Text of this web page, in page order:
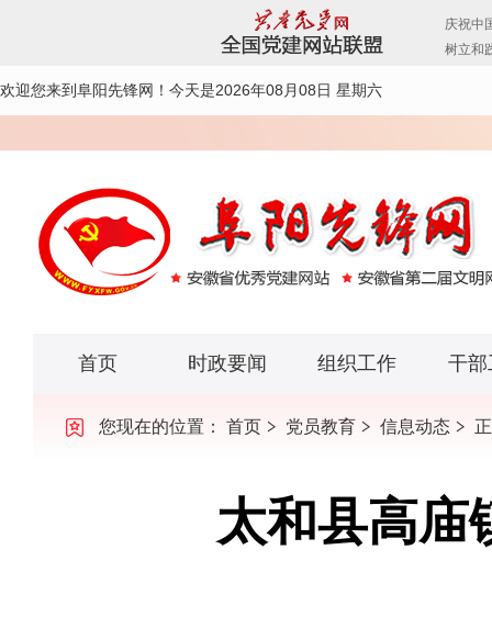
欢迎您来到阜阳先锋网！ 今天是2026年08月08日 星期六
首页 时政要闻 组织工作 干部
您现在的位置： 首页 党员教育 信息动态
太和县高庙